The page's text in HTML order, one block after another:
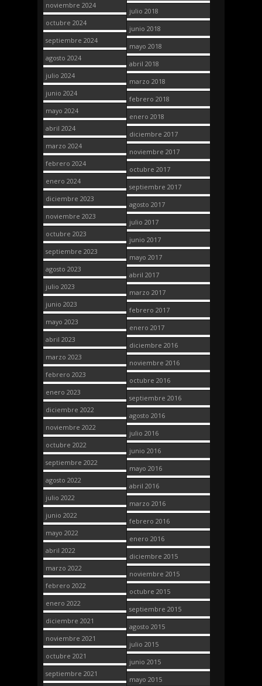
noviembre 2024
octubre 2024
septiembre 2024
agosto 2024
julio 2024
junio 2024
mayo 2024
abril 2024
marzo 2024
febrero 2024
enero 2024
diciembre 2023
noviembre 2023
octubre 2023
septiembre 2023
agosto 2023
julio 2023
junio 2023
mayo 2023
abril 2023
marzo 2023
febrero 2023
enero 2023
diciembre 2022
noviembre 2022
octubre 2022
septiembre 2022
agosto 2022
julio 2022
junio 2022
mayo 2022
abril 2022
marzo 2022
febrero 2022
enero 2022
diciembre 2021
noviembre 2021
octubre 2021
septiembre 2021
julio 2018
junio 2018
mayo 2018
abril 2018
marzo 2018
febrero 2018
enero 2018
diciembre 2017
noviembre 2017
octubre 2017
septiembre 2017
agosto 2017
julio 2017
junio 2017
mayo 2017
abril 2017
marzo 2017
febrero 2017
enero 2017
diciembre 2016
noviembre 2016
octubre 2016
septiembre 2016
agosto 2016
julio 2016
junio 2016
mayo 2016
abril 2016
marzo 2016
febrero 2016
enero 2016
diciembre 2015
noviembre 2015
octubre 2015
septiembre 2015
agosto 2015
julio 2015
junio 2015
mayo 2015